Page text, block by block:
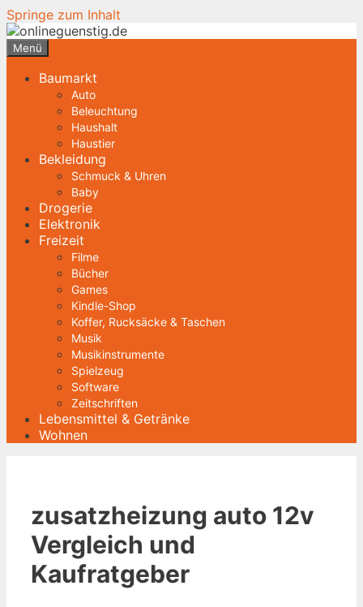
Springe zum Inhalt
Menü
Baumarkt
Auto
Beleuchtung
Haushalt
Haustier
Bekleidung
Schmuck & Uhren
Baby
Drogerie
Elektronik
Freizeit
Filme
Bücher
Games
Kindle-Shop
Koffer, Rucksäcke & Taschen
Musik
Musikinstrumente
Spielzeug
Software
Zeitschriften
Lebensmittel & Getränke
Wohnen
zusatzheizung auto 12v
Vergleich und
Kaufratgeber